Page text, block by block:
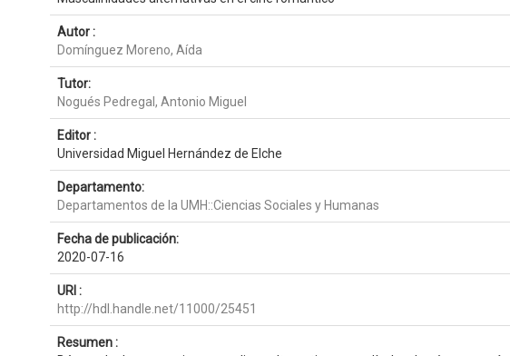
Autor :
Domínguez Moreno, Aída
Tutor:
Nogués Pedregal, Antonio Miguel
Editor :
Universidad Miguel Hernández de Elche
Departamento:
Departamentos de la UMH::Ciencias Sociales y Humanas
Fecha de publicación:
2020-07-16
URI :
http://hdl.handle.net/11000/25451
Resumen :